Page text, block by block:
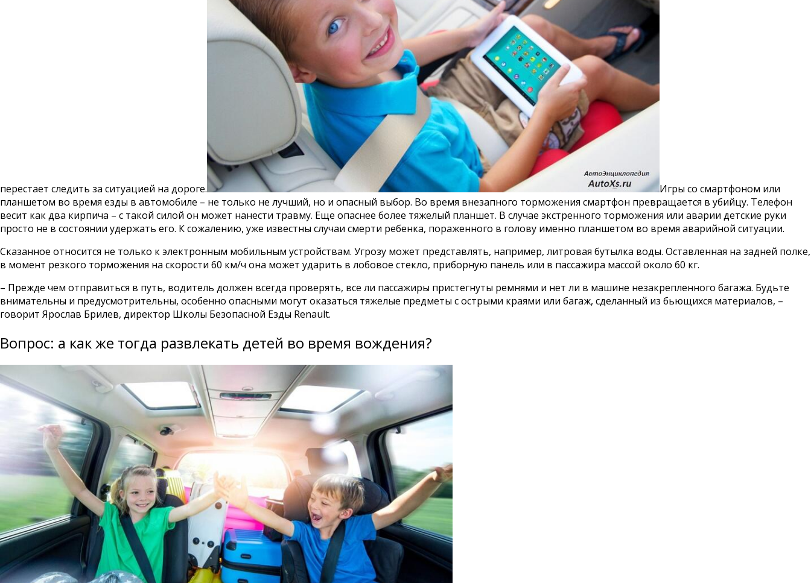
перестает следить за ситуацией на дороге.
Игры со смартфоном или
планшетом во время езды в автомобиле – не только не лучший, но и опасный выбор. Во время внезапного торможения смартфон превращается в убийцу. Телефон
весит как два кирпича – с такой силой он может нанести травму. Еще опаснее более тяжелый планшет. В случае экстренного торможения или аварии детские руки
просто не в состоянии удержать его. К сожалению, уже известны случаи смерти ребенка, пораженного в голову именно планшетом во время аварийной ситуации.
Сказанное относится не только к электронным мобильным устройствам. Угрозу может представлять, например, литровая бутылка воды. Оставленная на задней полке,
в момент резкого торможения на скорости 60 км/ч она может ударить в лобовое стекло, приборную панель или в пассажира массой около 60 кг.
– Прежде чем отправиться в путь, водитель должен всегда проверять, все ли пассажиры пристегнуты ремнями и нет ли в машине незакрепленного багажа. Будьте
внимательны и предусмотрительны, особенно опасными могут оказаться тяжелые предметы с острыми краями или багаж, сделанный из бьющихся материалов, –
говорит Ярослав Брилев, директор Школы Безопасной Езды Renault.
Вопрос: а как же тогда развлекать детей во время вождения?